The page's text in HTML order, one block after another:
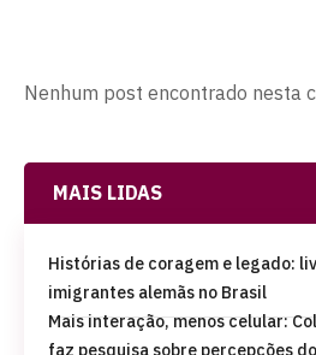
Nenhum post encontrado nesta
MAIS LIDAS
Histórias de coragem e legado:
imigrantes alemãs no Brasil
Mais interação, menos celular:
faz pesquisa sobre percepções